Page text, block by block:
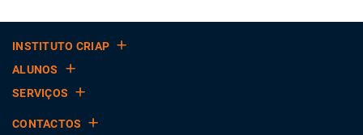
INSTITUTO CRIAP
ALUNOS
SERVIÇOS
CONTACTOS